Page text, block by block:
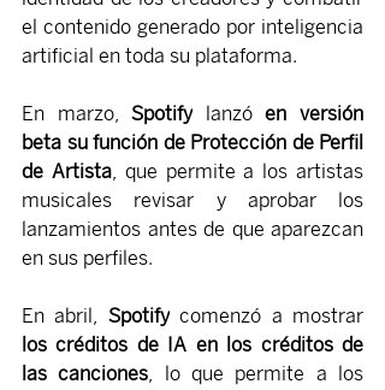
el contenido generado por inteligencia
artificial en toda su plataforma.
En marzo, Spotify lanzó en versión
beta su función de Protección de Perfil
de Artista, que permite a los artistas
musicales revisar y aprobar los
lanzamientos antes de que aparezcan
en sus perfiles.
En abril, Spotify
los créditos de IA en los créditos de
las canciones, lo que permite a los